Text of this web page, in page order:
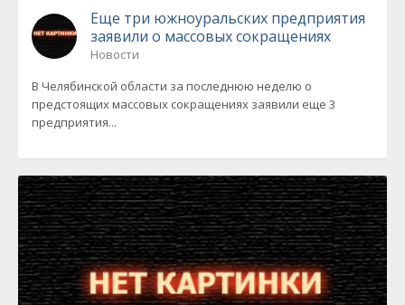
Еще три южноуральских предприятия
заявили о массовых сокращениях
Новости
В Челябинской области за последнюю неделю о
предстоящих массовых сокращениях заявили еще 3
предприятия...